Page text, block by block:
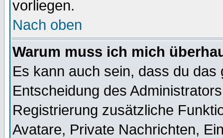
vorliegen.
Nach oben
Warum muss ich mich
Es kann auch sein, dass du
Entscheidung des
Registrierung zusätzliche
Avatare, Private Nachrichten,